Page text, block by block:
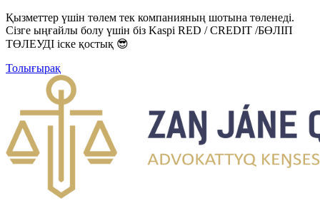
Қызметтер үшін төлем тек компанияның шотына төленеді.
Сізге ыңғайлы болу үшін біз Kaspi RED / CREDIT /БӨЛІП
ТӨЛЕУДІ іске қостық 😎
Толығырақ